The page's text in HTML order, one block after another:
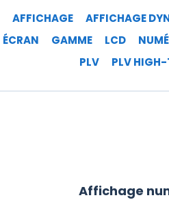
AFFICHAGE AFFICHAGE
ÉCRAN GAMME LCD
PLV
PLV HIGH-
Affichage